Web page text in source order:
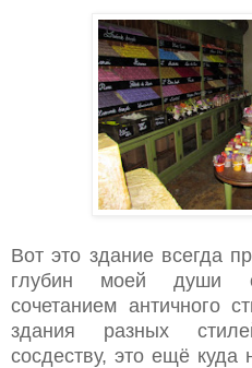
Вот это здание всегда
глубин моей души
сочетанием античного
здания разных
сосдеству, это ещё